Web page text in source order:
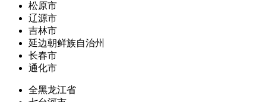
松原市
辽源市
吉林市
延边朝鲜族自治州
长春市
通化市
全黑龙江省